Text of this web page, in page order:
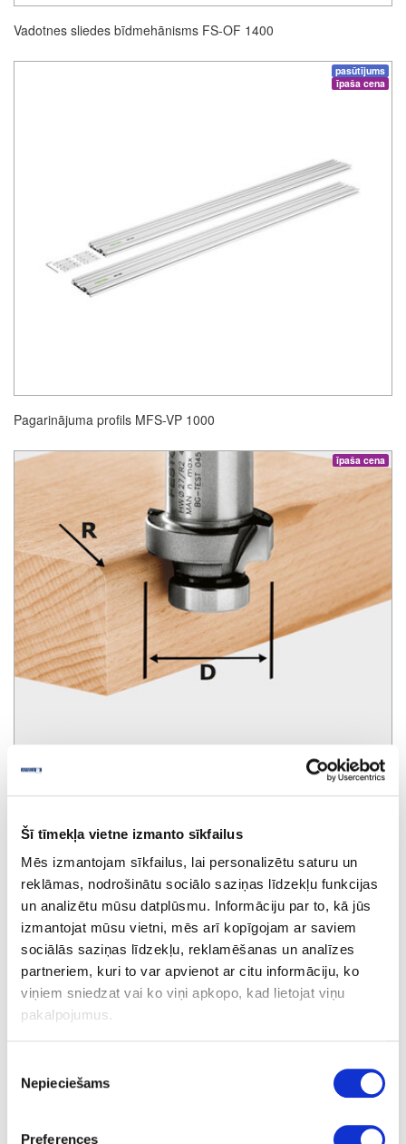
Šī tīmekļa vietne izmanto sīkfailus
Mēs izmantojam sīkfailus, lai personalizētu saturu un
reklāmas, nodrošinātu sociālo saziņas līdzekļu funkcijas
un analizētu mūsu datplūsmu. Informāciju par to, kā jūs
izmantojat mūsu vietni, mēs arī kopīgojam ar saviem
sociālās saziņas līdzekļu, reklamēšanas un analīzes
partneriem, kuri to var apvienot ar citu informāciju, ko
viņiem sniedzat vai ko viņi apkopo, kad lietojat viņu
pakalpojumus.
izvēle
Nepieciešams
Preferences
Vadotnes sliedes bīdmehānisms FS-OF 1400
pasūtījums
īpaša cena
Pagarinājuma profils MFS-VP 1000
īpaša cena
īpaša cena